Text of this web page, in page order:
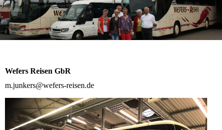
Wefers Reisen GbR
m.junkers@wefers-reisen.de